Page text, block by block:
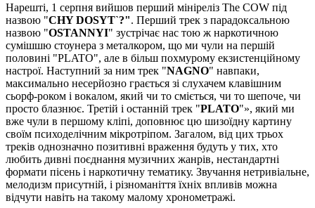
Нарешті, 1 серпня вийшов перший мініреліз The COW під
назвою "CHY DOSYT`?". Перший трек з парадоксальною
назвою "OSTANNYI" зустрічає нас тою ж наркотичною
сумішшю стоунера з металкором, що ми чули на першій
половині "PLATO", але в більш похмурому екзистенційному
настрої. Наступний за ним трек "NAGNO" навпаки,
максимально несерйозно грається зі слухачем клавішним
сьорф-роком і вокалом, який чи то сміється, чи то шепоче, чи
просто блазнює. Третій і останній трек "PLATO"», який ми
вже чули в першому кліпі, доповнює цю шизоїдну картину
своїм психоделічним мікротріпом. Загалом, від цих трьох
треків однозначно позитивні враження будуть у тих, хто
любить дивні поєднання музичних жанрів, нестандартні
формати пісень і наркотичну тематику. Звучання нетривіальне,
мелодизм присутній, і різноманіття їхніх впливів можна
відчути навіть на такому малому хронометражі.